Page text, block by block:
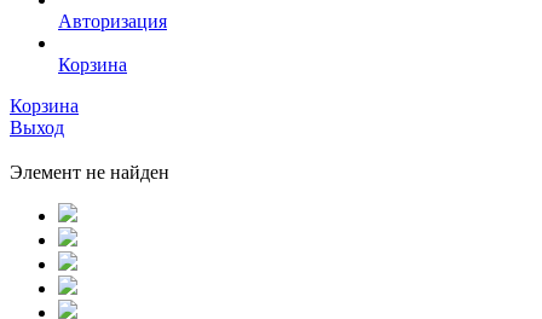
Авторизация
Корзина
Корзина
Выход
Элемент не найден